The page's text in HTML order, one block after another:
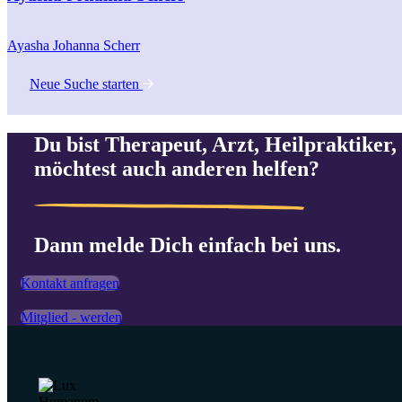
Ayasha Johanna Scherr
Neue Suche starten
Du bist Therapeut, Arzt, Heilpraktiker,
möchtest auch anderen helfen?
Dann melde Dich einfach bei uns.
Kontakt anfragen
Mitglied - werden